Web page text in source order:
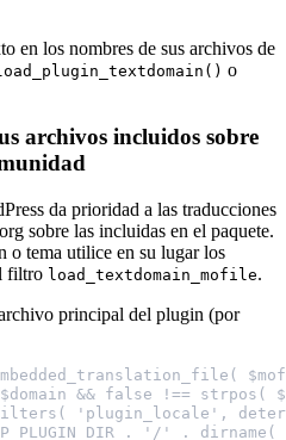
en los nombres de sus archivos de
o
archivos incluidos sobre
da prioridad a las traducciones
sobre las incluidas en el paquete.
o tema utilice en su lugar los
filtro load_textdomain_mofile.
principal del plugin (por
&& false !== strpos(
'plugin_locale',
. '/' .